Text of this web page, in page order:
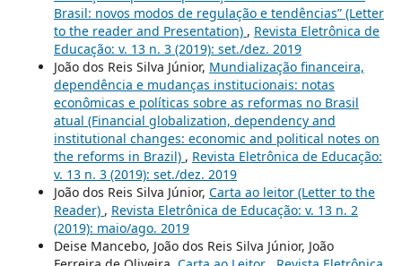
Brasil: novos modos de regulação e tendências” (Letter
to the reader and Presentation) , Revista Eletrônica de
Educação: v. 13 n. 3 (2019): set./dez. 2019
João dos Reis Silva Júnior, Mundialização financeira,
dependência e mudanças institucionais: notas
econômicas e políticas sobre as reformas no Brasil
atual (Financial globalization, dependency and
institutional changes: economic and political notes on
the reforms in Brazil) , Revista Eletrônica de Educação:
v. 13 n. 3 (2019): set./dez. 2019
João dos Reis Silva Júnior, Carta ao leitor (Letter to the
Reader) , Revista Eletrônica de Educação: v. 13 n. 2
(2019): maio/ago. 2019
Deise Mancebo, João dos Reis Silva Júnior, João